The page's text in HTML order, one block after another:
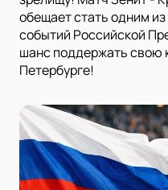
обещает стать одним
событий Российской
шанс поддержать свою
Петербурге!